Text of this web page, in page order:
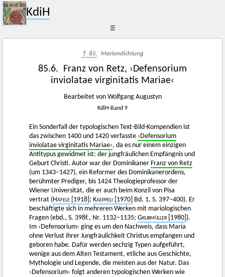
KdiH
☰
↑ 85. Mariendichtung
85.6. Franz von Retz, ›Defensorium
inviolatae virginitatis Mariae‹
Bearbeitet von Wolfgang Augustyn
KdiH-Band 9
Ein Sonderfall der typologischen Text-Bild-Kompendien ist
das zwischen 1400 und 1420 verfasste ›Defensorium
inviolatae virginitatis Mariae‹, da es nur einem einzigen
Antitypus gewidmet ist: der jungfräulichen Empfängnis und
Geburt Christi. Autor war der Dominikaner Franz von Retz
(um 1343–1427), ein Reformer des Dominikanerordens,
berühmter Prediger, bis 1424 Theologieprofessor der
Wiener Universität, die er auch beim Konzil von Pisa
vertrat (Häfele [1918] ; Kaeppeli [1970] Bd. 1, S. 397–400). Er
beschäftigte sich in mehreren Werken mit mariologischen
Fragen (ebd., S. 398f., Nr. 1132–1135; Grubmüller [1980] ).
Im ›Defensorium‹ ging es um den Nachweis, dass Maria
ohne Verlust ihrer Jungfräulichkeit Christus empfangen und
geboren habe. Dafür werden sechzig Typen aufgeführt,
wenige aus dem Alten Testament, etliche aus Geschichte,
Mythologie und Legende, die meisten aus der Natur. Das
›Defensorium‹ folgt anderen typologischen Werken wie